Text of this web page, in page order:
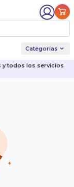
Categorías
y todos los servicios